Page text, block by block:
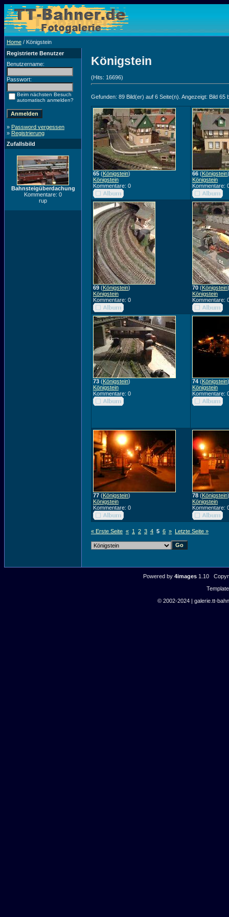
Home / Königstein
Registrierte Benutzer
Benutzername:
Passwort:
Beim nächsten Besuch
automatisch anmelden?
» Password vergessen
» Registrierung
Zufallsbild
Bahnsteigüberdachung
Kommentare: 0
rup
Königstein
(Hits: 16696)
Gefunden: 89 Bild(er) auf 6 Seite(n). Angezeigt: Bild 65
65 (Königstein)
Königstein
Kommentare: 0
66 (Königstein)
Königstein
Kommentare:
69 (Königstein)
Königstein
Kommentare: 0
70 (Königstein)
Königstein
Kommentare:
73 (Königstein)
Königstein
Kommentare: 0
74 (Königstein)
Königstein
Kommentare:
77 (Königstein)
Königstein
Kommentare: 0
78 (Königstein)
Königstein
Kommentare:
« Erste Seite « 1 2 3 4 5 6 » Letzte Seite »
Powered by 4images1.10
© 2002-2024 | galerie.tt-